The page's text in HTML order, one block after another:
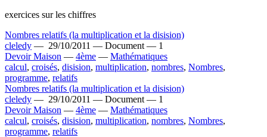
exercices sur les chiffres
Nombres relatifs (la multiplication et la disision)
cleledy — 29/10/2011 — Document — 1
Devoir Maison — 4ème — Mathématiques
calcul, croisés, disision, multiplication, nombres, Nombres,
programme, relatifs
Nombres relatifs (la multiplication et la disision)
cleledy — 29/10/2011 — Document — 1
Devoir Maison — 4ème — Mathématiques
calcul, croisés, disision, multiplication, nombres, Nombres,
programme, relatifs